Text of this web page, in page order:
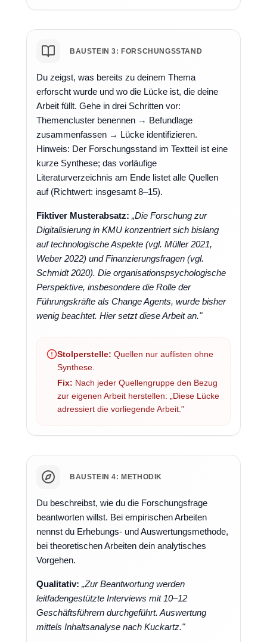
BAUSTEIN 3: FORSCHUNGSSTAND
Du zeigst, was bereits zu deinem Thema
erforscht wurde und wo die Lücke ist, die deine
Arbeit füllt. Gehe in drei Schritten vor:
Themencluster benennen → Befundlage
zusammenfassen → Lücke identifizieren.
Hinweis: Der Forschungsstand im Textteil ist eine
kurze Synthese; das vorläufige
Literaturverzeichnis am Ende listet alle Quellen
auf (Richtwert: insgesamt 8–15).
Fiktiver Musterabsatz: „Die Forschung zur
Digitalisierung in KMU konzentriert sich bislang
auf technologische Aspekte (vgl. Müller 2021,
Weber 2022) und Finanzierungsfragen (vgl.
Schmidt 2020). Die organisationspsychologische
Perspektive, insbesondere die Rolle der
Führungskräfte als Change Agents, wurde bisher
wenig beachtet. Hier setzt diese Arbeit an."
Stolperstelle: Quellen nur auflisten ohne
Synthese.
Fix: Nach jeder Quellengruppe den Bezug
zur eigenen Arbeit herstellen: „Diese Lücke
adressiert die vorliegende Arbeit."
BAUSTEIN 4: METHODIK
Du beschreibst, wie du die Forschungsfrage
beantworten willst. Bei empirischen Arbeiten
nennst du Erhebungs- und Auswertungsmethode,
bei theoretischen Arbeiten dein analytisches
Vorgehen.
Qualitativ: „Zur Beantwortung werden
leitfadengestützte Interviews mit 10–12
Geschäftsführern durchgeführt. Auswertung
mittels Inhaltsanalyse nach Kuckartz."